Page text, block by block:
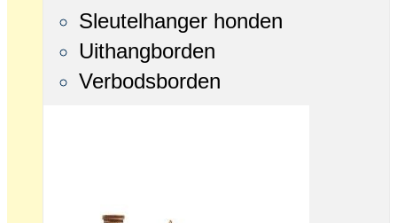
Sleutelhanger honden
Uithangborden
Verbodsborden